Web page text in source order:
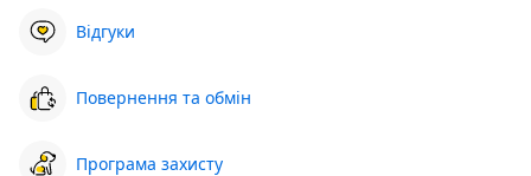
Відгуки
Повернення та обмін
Програма захисту